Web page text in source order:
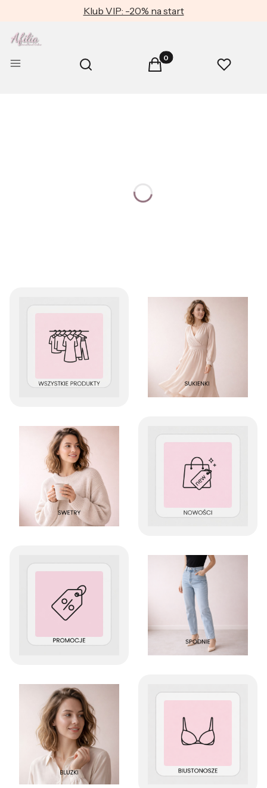
Klub VIP: -20% na start
Menu Otwórz wyszukiwarkę
Szukaj Produkty w koszyku: 0.
Koszyk Ulubione